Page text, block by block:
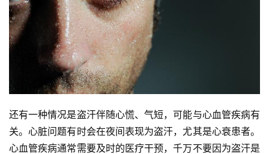
还有一种情况是盗汗伴随心慌、气短，可能与心血管疾病有
关。心脏问题有时会在夜间表现为盗汗，尤其是心衰患者。
心血管疾病通常需要及时的医疗干预，千万不要因为盗汗是